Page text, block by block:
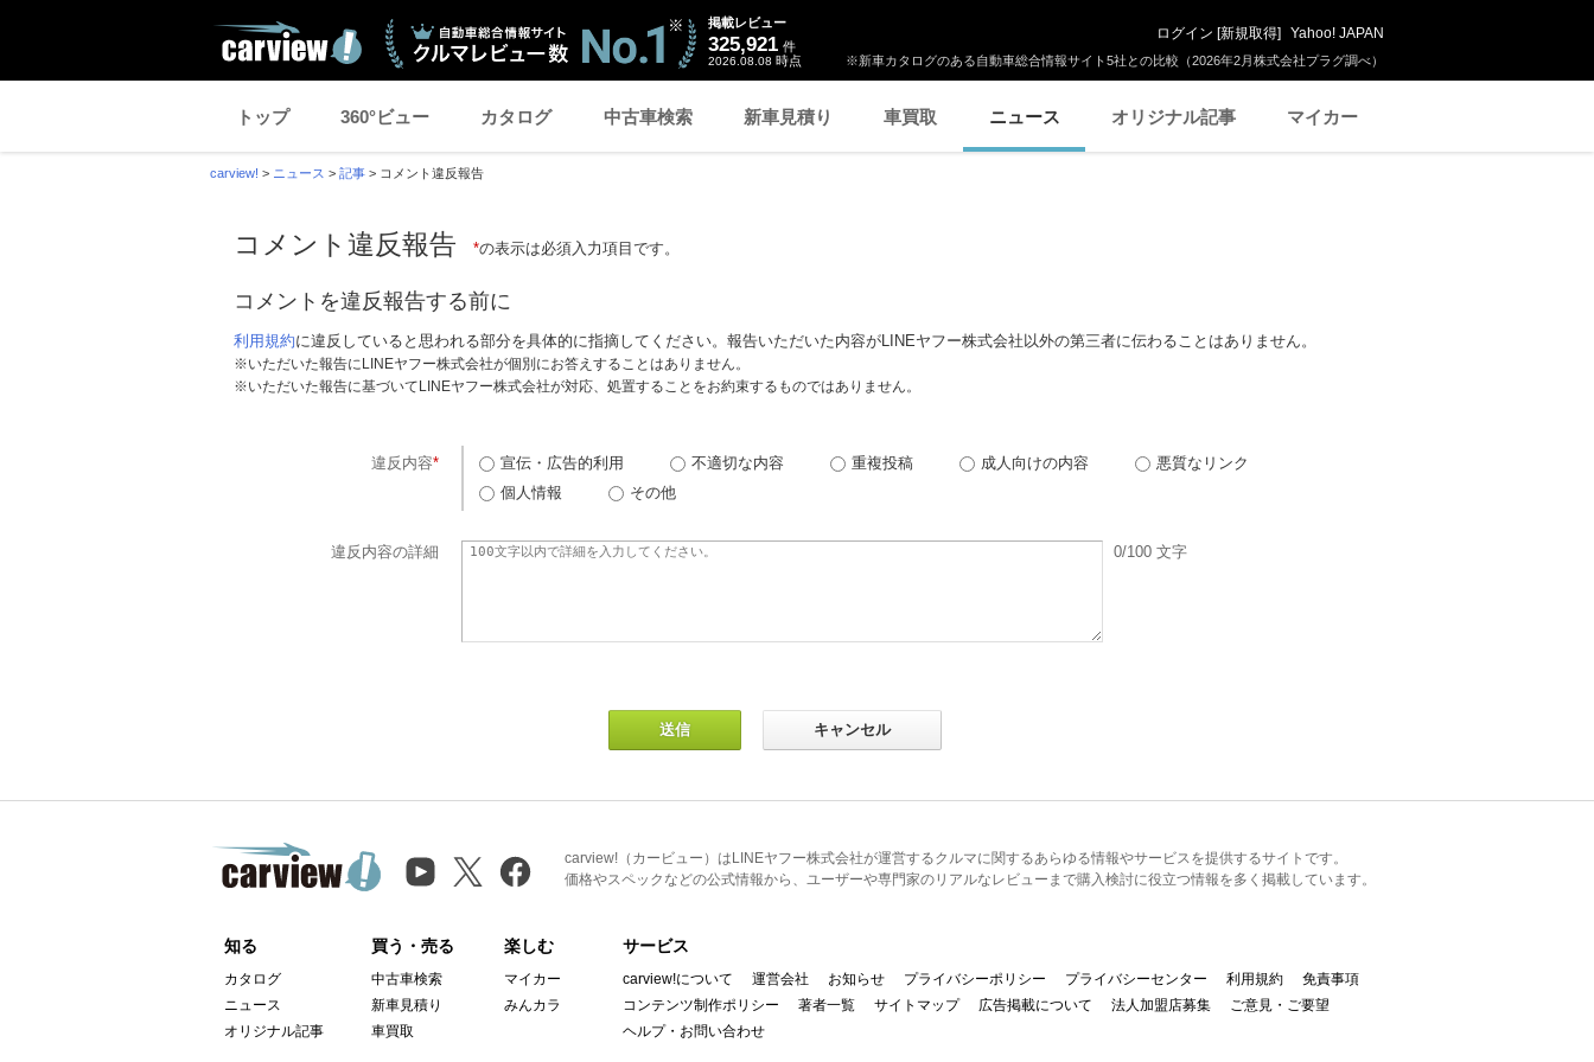
※新車カタログのある自動車総合情報サイト5社との比較（2026年2月株式会社プラグ調べ）
掲載レビュー
325,921 件
2026.08.08 時点
ログイン [新規取得] Yahoo! JAPAN
トップ 360°ビュー カタログ 中古車検索 新車見積り 車買取 ニュース オリジナル記事 マイカー
carview! > ニュース > 記事 > コメント違反報告
コメント違反報告 *の表示は必須入力項目です。
コメントを違反報告する前に
利用規約に違反していると思われる部分を具体的に指摘してください。報告いただいた内容がLINEヤフー株式会社以外の第三者に伝わることはありません。
※いただいた報告にLINEヤフー株式会社が個別にお答えすることはありません。
※いただいた報告に基づいてLINEヤフー株式会社が対応、処置することをお約束するものではありません。
違反内容* 宣伝・広告的利用 不適切な内容 重複投稿 成人向けの内容
悪質なリンク
個人情報
その他
違反内容の詳細 0/100 文字
carview!（カービュー）はLINEヤフー株式会社が運営するクルマに関するあらゆる情報やサービスを提供するサイトです。
価格やスペックなどの公式情報から、ユーザーや専門家のリアルなレビューまで購入検討に役立つ情報を多く掲載しています。
知る
カタログ
ニュース
オリジナル記事
買う・売る
中古車検索
新車見積り
車買取
楽しむ
マイカー
みんカラ
サービス
carview!について 運営会社 お知らせ プライバシーポリシー プライバシーセンター 利用規約
免責事項
コンテンツ制作ポリシー
著者一覧 サイトマップ 広告掲載について 法人加盟店募集
ご意見・ご要望
ヘルプ・お問い合わせ